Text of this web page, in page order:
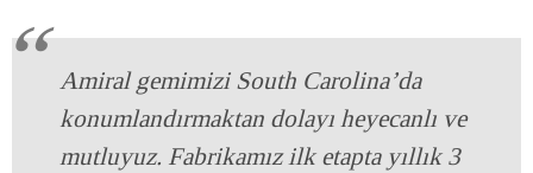
Amiral gemimizi South Carolina’da
konumlandırmaktan dolayı heyecanlı ve
mutluyuz. Fabrikamız ilk etapta yıllık 3